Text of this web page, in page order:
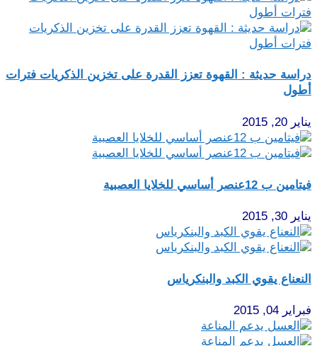
دراسة حديثة : القهوة تعزز القدرة على تخزين الذكريات فترات
أطول
يناير 20, 2015
فيتامين ب 12عنصر أساسي للخلايا العصبية
يناير 30, 2015
النعناع يقوي الكبد والبنكرياس
فبراير 04, 2015